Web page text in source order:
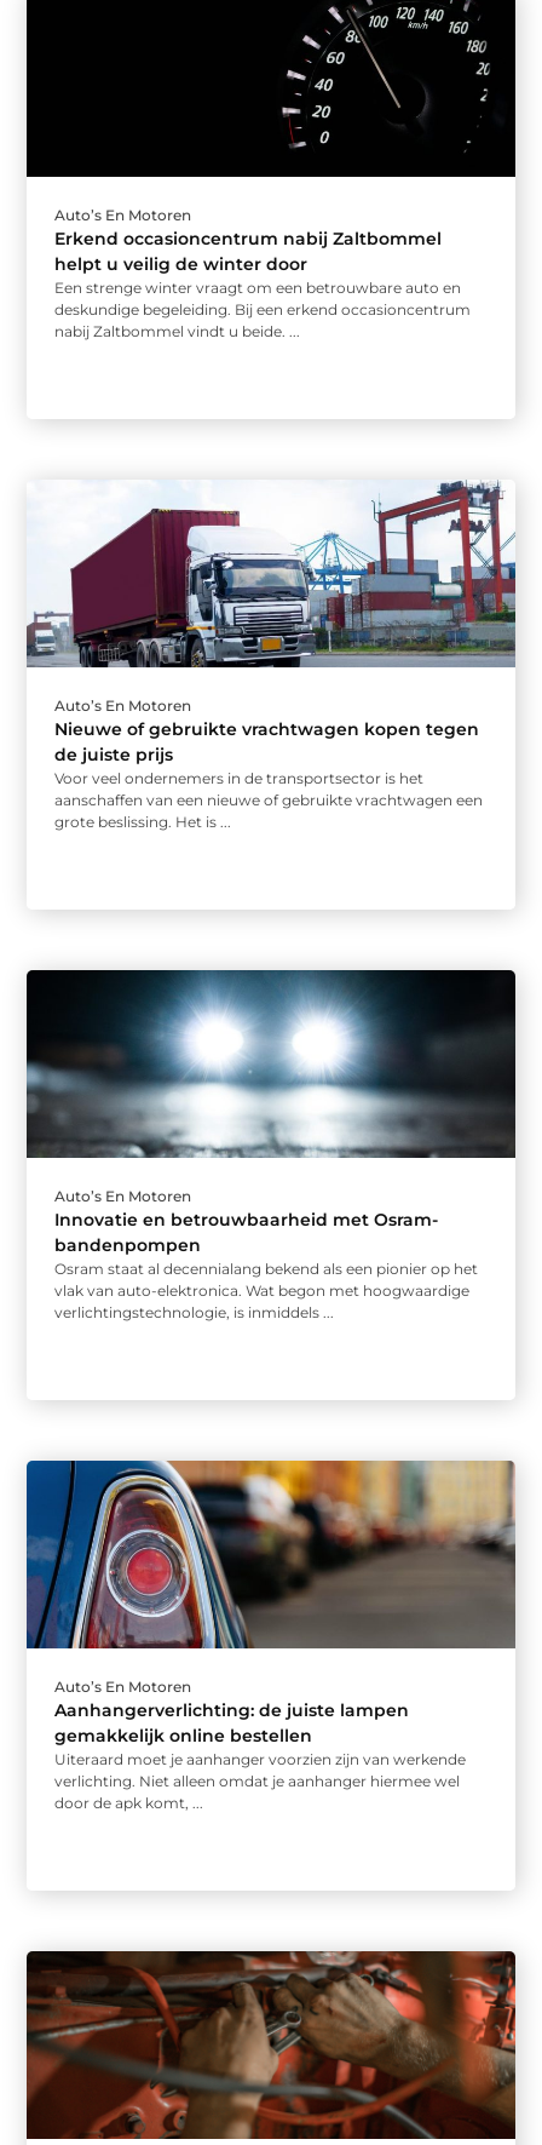
Auto’s En Motoren
Erkend occasioncentrum nabij Zaltbommel
helpt u veilig de winter door
Een strenge winter vraagt om een betrouwbare auto en
deskundige begeleiding. Bij een erkend occasioncentrum
nabij Zaltbommel vindt u beide. ...
Auto’s En Motoren
Nieuwe of gebruikte vrachtwagen kopen tegen
de juiste prijs
Voor veel ondernemers in de transportsector is het
aanschaffen van een nieuwe of gebruikte vrachtwagen een
grote beslissing. Het is ...
Auto’s En Motoren
Innovatie en betrouwbaarheid met Osram-
bandenpompen
Osram staat al decennialang bekend als een pionier op het
vlak van auto-elektronica. Wat begon met hoogwaardige
verlichtingstechnologie, is inmiddels ...
Auto’s En Motoren
Aanhangerverlichting: de juiste lampen
gemakkelijk online bestellen
Uiteraard moet je aanhanger voorzien zijn van werkende
verlichting. Niet alleen omdat je aanhanger hiermee wel
door de apk komt, ...